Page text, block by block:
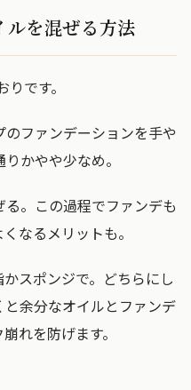
ルを混ぜる方法
です。
ファンデーションを手や
かやや少なめ。
。この過程でファンデも
なるメリットも。
スポンジで。どちらにし
余分なオイルとファンデ
れを防げます。